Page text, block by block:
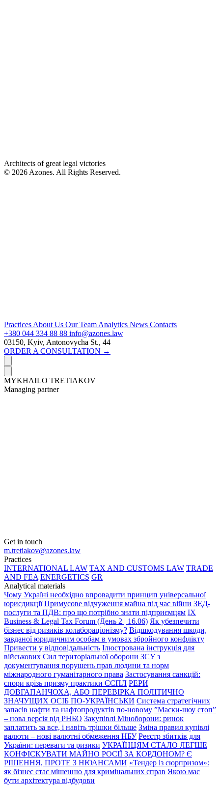
Architects of great legal victories
© 2026 Azones. All Rights Reserved.
Practices About Us Our Team Analytics News Contacts
+380 044 334 88 88 info@azones.law
03150, Kyiv, Antonovycha St., 44
ORDER A CONSULTATION →
MYKHAILO TRETIAKOV
Managing partner
Get in touch
m.tretiakov@azones.law
Practices
INTERNATIONAL LAW TAX AND CUSTOMS LAW TRADE
AND FEA ENERGETICS GR
Analytical materials
Чому Україні необхідно впровадити принцип універсальної
юрисдикції Примусове відчуження майна під час війни ЗЕД-
послуги та ПДВ: про що потрібно знати підприємцям IX
Business & Legal Tax Forum (День 2 | 16.06) Як убезпечити
бізнес від ризиків колабораціонізму? Відшкодування шкоди,
завданої юридичним особам в умовах збройного конфлікту
Привести у відповідальність Ілюстрована інструкція для
військових Сил територіальної оборони ЗСУ з
документування порушень прав людини та норм
міжнародного гуманітарного права Застосування санкцій:
спори крізь призму практики ЄСПЛ PEPИ
ДОВГАПАНЧОХА, АБО ПЕРЕВІРКА ПОЛІТИЧНО
ЗНАЧУЩИХ ОСІБ ПО-УКРАЇНСЬКИ Система стратегічних
запасів нафти та нафтопродуктів по-новому ”Маски-шоу стоп”
– нова версія від РНБО Закупівлі Міноборони: ринок
заплатить за все, і навіть трішки більше Зміна правил купівлі
валюти – нові валютні обмеження НБУ Реєстр збитків для
України: переваги та ризики УКРАЇНЦЯМ СТАЛО ЛЕГШЕ
КОНФІСКУВАТИ МАЙНО РОСІЇ ЗА КОРДОНОМ? Є
РІШЕННЯ, ПРОТЕ З НЮАНСАМИ «Тендер із сюрпризом»:
як бізнес стає мішенню для кримінальних справ Якою має
бути архітектура відбудови